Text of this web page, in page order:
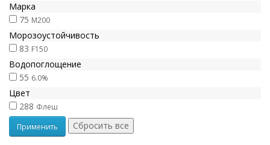
Марка
75 М200
Морозоустойчивость
83 F150
Водопоглощение
55 6.0%
Цвет
288 Флеш